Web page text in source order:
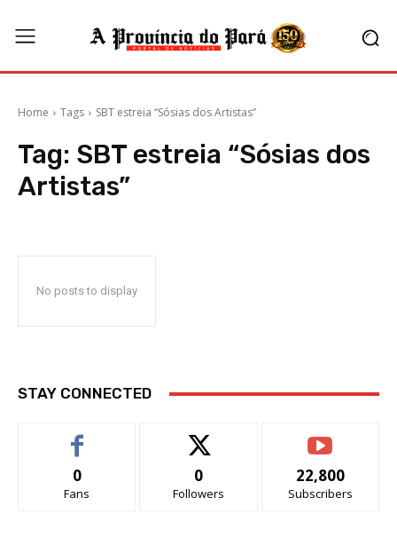
Home Tags SBT estreia “Sósias dos Artistas”
Tag: SBT estreia “Sósias dos
Artistas”
No posts to display
STAY CONNECTED
0
Fans
0
Followers
22,800
Subscribers